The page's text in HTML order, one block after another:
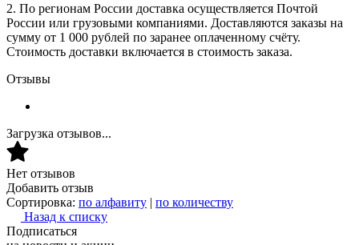
2. По регионам России доставка осуществляется Почтой
России или грузовыми компаниями. Доставляются заказы на
сумму от 1 000 рублей по заранее оплаченному счёту.
Стоимость доставки включается в стоимость заказа.
Отзывы
Загрузка отзывов...
Нет отзывов
Добавить отзыв
Сортировка: по алфавиту | по количеству
Назад к списку
Подписаться